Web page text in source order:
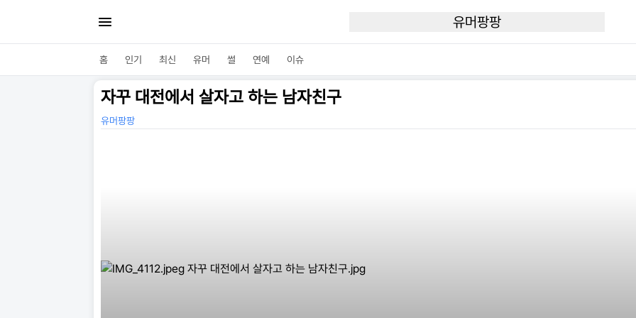
유머팡팡
홈 인기 최신 유머 썰 연예 이슈
자꾸 대전에서 살자고 하는 남자친구
유머팡팡